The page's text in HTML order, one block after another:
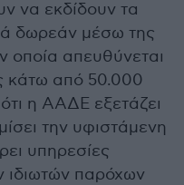
να εκδίδουν τα
δωρεάν μέσω της
απευθύνεται
κάτω από 50.000
η ΑΑΔΕ εξετάζει
την υφιστάμενη
υπηρεσίες
ιδιωτών παρόχων